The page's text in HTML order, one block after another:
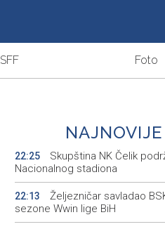
SFF Foto
22:25
Skupština NK Čelik
Nacionalnog stadiona
22:13
Željezničar savladao
sezone Wwin lige BiH